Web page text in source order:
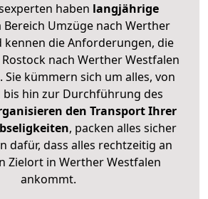
haben langjährige
Bereich Umzüge nach Werther
kennen die Anforderungen, die
nach Werther Westfalen
kümmern sich um alles, von
bis hin zur Durchführung des
den Transport Ihrer
, packen alles sicher
dafür, dass alles rechtzeitig an
Zielort in Werther Westfalen
ankommt.